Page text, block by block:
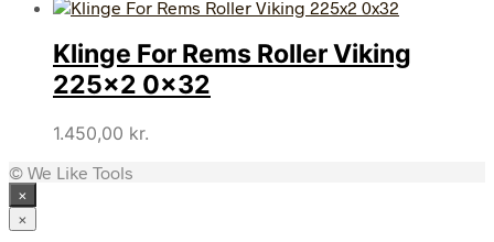
Klinge For Rems Roller Viking
225×2 0x32
1.450,00 kr.
© We Like Tools
×
×